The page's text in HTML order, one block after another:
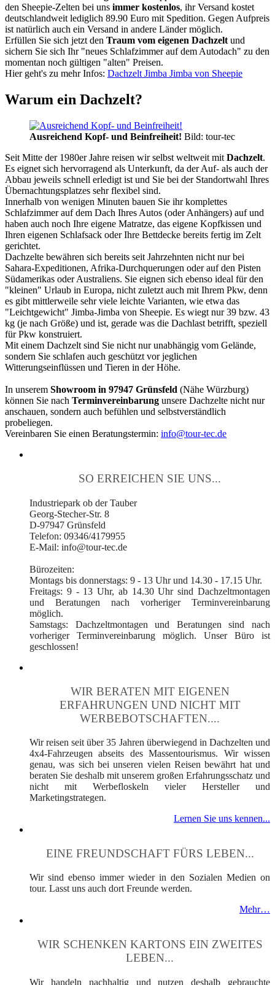
den Sheepie-Zelten bei uns immer kostenlos, ihr Versand kostet
deutschlandweit lediglich 89.90 Euro mit Spedition. Gegen Aufpreis
ist natürlich auch ein Versand in andere Länder möglich.
Erfüllen Sie sich jetzt den Traum vom eigenen Dachzelt und
sichern Sie sich Ihr "neues Schlafzimmer auf dem Autodach" zu den
momentan noch gültigen "alten" Preisen.
Hier geht's zu mehr Infos: Dachzelt Jimba Jimba von Sheepie
Warum ein Dachzelt?
Ausreichend Kopf- und Beinfreiheit! Bild: tour-tec
Seit Mitte der 1980er Jahre reisen wir selbst weltweit mit Dachzelt.
Es eignet sich hervorragend als Unterkunft, da der Auf- als auch der
Abbau jeweils schnell erledigt ist und Sie bei der Standortwahl Ihres
Übernachtungsplatzes sehr flexibel sind.
Innerhalb von wenigen Minuten bauen Sie ihr komplettes
Schlafzimmer auf dem Dach Ihres Autos (oder Anhängers) auf und
haben auch noch Ihre eigene Matratze, das eigene Kopfkissen und
Ihren eigenen Schlafsack oder Ihre Bettdecke bereits fertig im Zelt
gerichtet.
Dachzelte bewähren sich bereits seit Jahrzehnten nicht nur bei
Sahara-Expeditionen, Afrika-Durchquerungen oder auf den Pisten
Südamerikas oder Australiens. Sie eignen sich ebenso ideal für den
"kleinen" Urlaub in Europa, nicht zuletzt auch mit Ihrem Pkw, denn
es gibt mittlerweile sehr viele leichte Varianten, wie etwa das
"Leichtgewicht" Jimba-Jimba von Sheepie. Es wiegt nur 39 bzw. 43
kg (je nach Größe) und ist, gerade was die Dachlast betrifft, speziell
für Pkw konstruiert.
Mit einem Dachzelt sind Sie nicht nur unabhängig vom Gelände,
sondern Sie schlafen auch geschützt vor jeglichen
Witterungseinflüssen und Tieren in der Höhe.
In unserem Showroom in 97947 Grünsfeld (Nähe Würzburg)
können Sie nach Terminvereinbarung unsere Dachzelte nicht nur
anschauen, sondern auch befühlen und selbstverständlich
probeliegen.
Vereinbaren Sie einen Beratungstermin: info@tour-tec.de
SO ERREICHEN SIE UNS...
Industriepark ob der Tauber
Georg-Stecher-Str. 8
D-97947 Grünsfeld
Telefon: 09346/4179955
E-Mail: info@tour-tec.de
Bürozeiten:
Montags bis donnerstags: 9 - 13 Uhr und 14.30 - 17.15 Uhr.
Freitags: 9 - 13 Uhr, ab 14.30 Uhr sind Dachzeltmontagen
und Beratungen nach vorheriger Terminvereinbarung
möglich.
Samstags: Dachzeltmontagen und Beratungen sind nach
vorheriger Terminvereinbarung möglich. Unser Büro ist
geschlossen!
WIR BERATEN MIT EIGENEN
ERFAHRUNGEN UND NICHT MIT
WERBEBOTSCHAFTEN....
Wir reisen seit über 35 Jahren überwiegend in Dachzelten und
4x4-Fahrzeugen abseits des Massentourismus. Wir wissen
genau, was sich bei unseren vielen Reisen bewährt hat und
beraten Sie deshalb mit unserem großen Erfahrungsschatz und
nicht mit Werbefloskeln vieler Hersteller und
Marketingstrategen.
Lernen Sie uns kennen...
EINE FREUNDSCHAFT FÜRS LEBEN...
Wir sind ebenso immer wieder in den Sozialen Medien on
tour. Lasst uns auch dort Freunde werden.
Mehr…
WIR SCHENKEN KARTONS EIN ZWEITES
LEBEN...
Wir handeln nachhaltig und nutzen deshalb gebrauchte